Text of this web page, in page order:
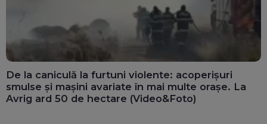
De la caniculă la furtuni violente: acoperișuri
smulse și mașini avariate în mai multe orașe. La
Avrig ard 50 de hectare (Video&Foto)